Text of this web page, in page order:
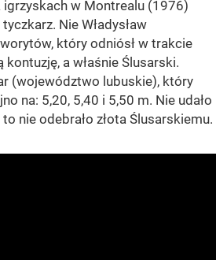
igrzyskach w Montrealu (1976)
Nie Władysław
który odniósł w trakcie
a właśnie Ślusarski.
(województwo lubuskie), który
na: 5,20, 5,40 i 5,50 m. Nie udało
nie odebrało złota Ślusarskiemu.